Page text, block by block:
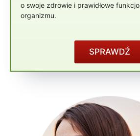
o swoje zdrowie i prawidłowe
organizmu.
SPRAWDŹ